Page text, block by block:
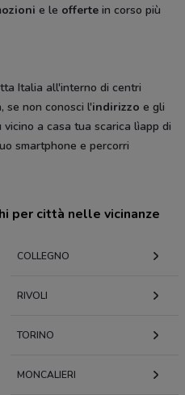
e le offerte in corso più
Italia all'interno di centri
se non conosci l'indirizzo e gli
vicino a casa tua scarica lìapp di
smartphone e percorri
per città nelle vicinanze
COLLEGNO
RIVOLI
TORINO
MONCALIERI